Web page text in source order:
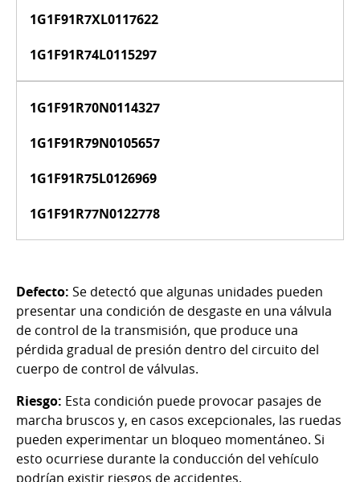
1G1F91R7XL0117622
1G1F91R74L0115297
1G1F91R70N0114327
1G1F91R79N0105657
1G1F91R75L0126969
1G1F91R77N0122778
Defecto: Se detectó que algunas unidades pueden
presentar una condición de desgaste en una válvula
de control de la transmisión, que produce una
pérdida gradual de presión dentro del circuito del
cuerpo de control de válvulas.
Riesgo: Esta condición puede provocar pasajes de
marcha bruscos y, en casos excepcionales, las ruedas
pueden experimentar un bloqueo momentáneo. Si
esto ocurriese durante la conducción del vehículo
podrían existir riesgos de accidentes.